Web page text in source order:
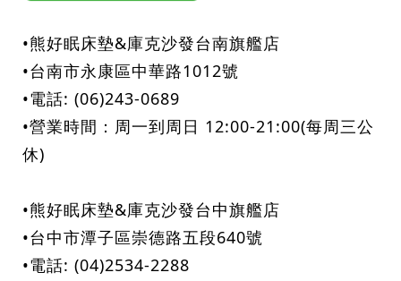
•熊好眠床墊&庫克沙發台南旗艦店
•台南市永康區中華路1012號
•電話: (06)243-0689
•營業時間：周一到周日 12:00-21:00(每周三公
休)
•熊好眠床墊&庫克沙發台中旗艦店
•台中市潭子區崇德路五段640號
•電話: (04)2534-2288